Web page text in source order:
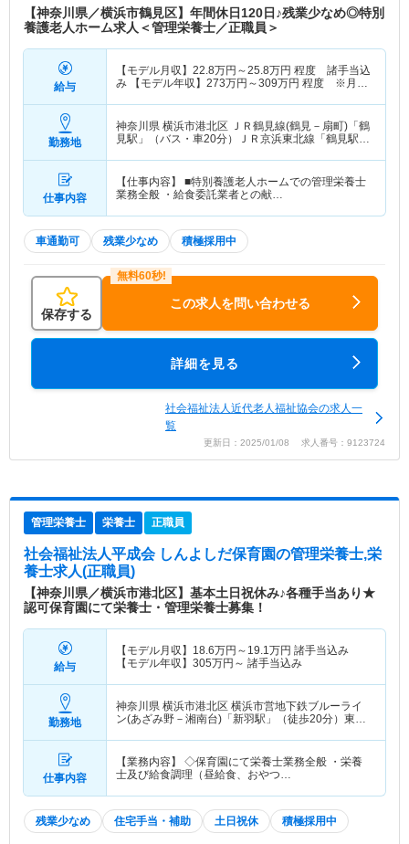
【神奈川県／横浜市鶴見区】年間休日120日♪残業少なめ◎特別
養護老人ホーム求人＜管理栄養士／正職員＞
給与
【モデル月収】 22.8万円～25.8万円 程度 諸手当込
み 【モデル年収】 273万円～309万円 程度 ※月収
勤務地
神奈川県 横浜市港北区 ＪＲ鶴見線(鶴見－扇町)「鶴
見駅」（バス・車20分）ＪＲ京浜東北線「鶴見駅」
仕事内容
【仕事内容】 ■特別養護老人ホームでの管理栄養士
業務全般 ・給食委託業者との献…
車通勤可 残業少なめ 積極採用中
保存する
この求人を問い合わせる
詳細を見る
社会福祉法人近代老人福祉協会の求人一
覧
更新日：2025/01/08 求人番号：9123724
管理栄養士 栄養士 正職員
社会福祉法人平成会 しんよしだ保育園の管理栄養士,栄
養士求人(正職員)
【神奈川県／横浜市港北区】基本土日祝休み♪各種手当あり★
認可保育園にて栄養士・管理栄養士募集！
給与
【モデル月収】 18.6万円～ 19.1万円 諸手当込み
【モデル年収】 305万円～ 諸手当込み
勤務地
神奈川県 横浜市港北区 横浜市営地下鉄ブルーライ
ン(あざみ野－湘南台)「新羽駅」（徒歩20分）東急
仕事内容
【業務内容】 ◇保育園にて栄養士業務全般 ・栄養
士及び給食調理（昼給食、おやつ…
残業少なめ 住宅手当・補助 土日祝休 積極採用中